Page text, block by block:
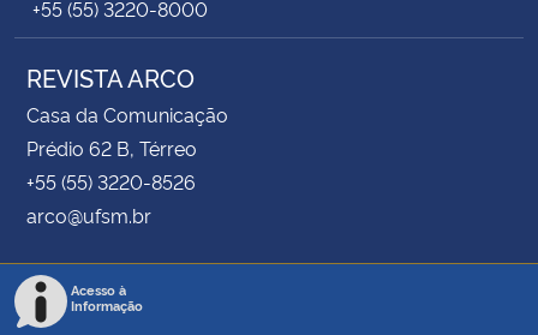
+55 (55) 3220-8000
REVISTA ARCO
Casa da Comunicação
Prédio 62 B, Térreo
+55 (55) 3220-8526
arco@ufsm.br
Acesso à
Informação